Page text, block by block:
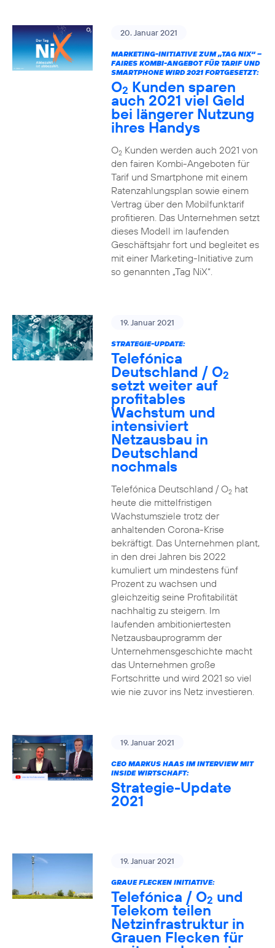
20. Januar 2021
MARKETING-INITIATIVE ZUM „TAG NIX“ –
FAIRES KOMBI-ANGEBOT FÜR TARIF UND
SMARTPHONE WIRD 2021 FORTGESETZT:
O2 Kunden sparen
auch 2021 viel Geld
bei längerer Nutzung
ihres Handys
O2Kunden werden auch 2021 von
den fairen Kombi-Angeboten für
Tarif und Smartphone mit einem
Ratenzahlungsplan sowie einem
Vertrag über den Mobilfunktarif
profitieren. Das Unternehmen setzt
dieses Modell im laufenden
Geschäftsjahr fort und begleitet es
mit einer Marketing-Initiative zum
so genannten „Tag NiX“.
19. Januar 2021
STRATEGIE-UPDATE:
Telefónica
Deutschland / O2
setzt weiter auf
profitables
Wachstum und
intensiviert
Netzausbau in
Deutschland
nochmals
Telefónica Deutschland / O2hat
heute die mittelfristigen
Wachstumsziele trotz der
anhaltenden Corona-Krise
bekräftigt. Das Unternehmen plant,
in den drei Jahren bis 2022
kumuliert um mindestens fünf
Prozent zu wachsen und
gleichzeitig seine Profitabilität
nachhaltig zu steigern. Im
laufenden ambitioniertesten
Netzausbauprogramm der
Unternehmensgeschichte macht
das Unternehmen große
Fortschritte und wird 2021 so viel
wie nie zuvor ins Netz investieren.
19. Januar 2021
CEO MARKUS HAAS IM INTERVIEW MIT
INSIDE WIRTSCHAFT:
Strategie-Update
2021
19. Januar 2021
GRAUE FLECKEN INITIATIVE:
Telefónica / O2 und
Telekom teilen
Netzinfrastruktur in
Grauen Flecken für